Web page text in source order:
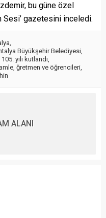
bu güne özel
Sesi’ gazetesini inceledi.
,
Büyükşehir Belediyesi,
yılı kutlandı,
, ğretmen ve öğrencileri,
ALANI